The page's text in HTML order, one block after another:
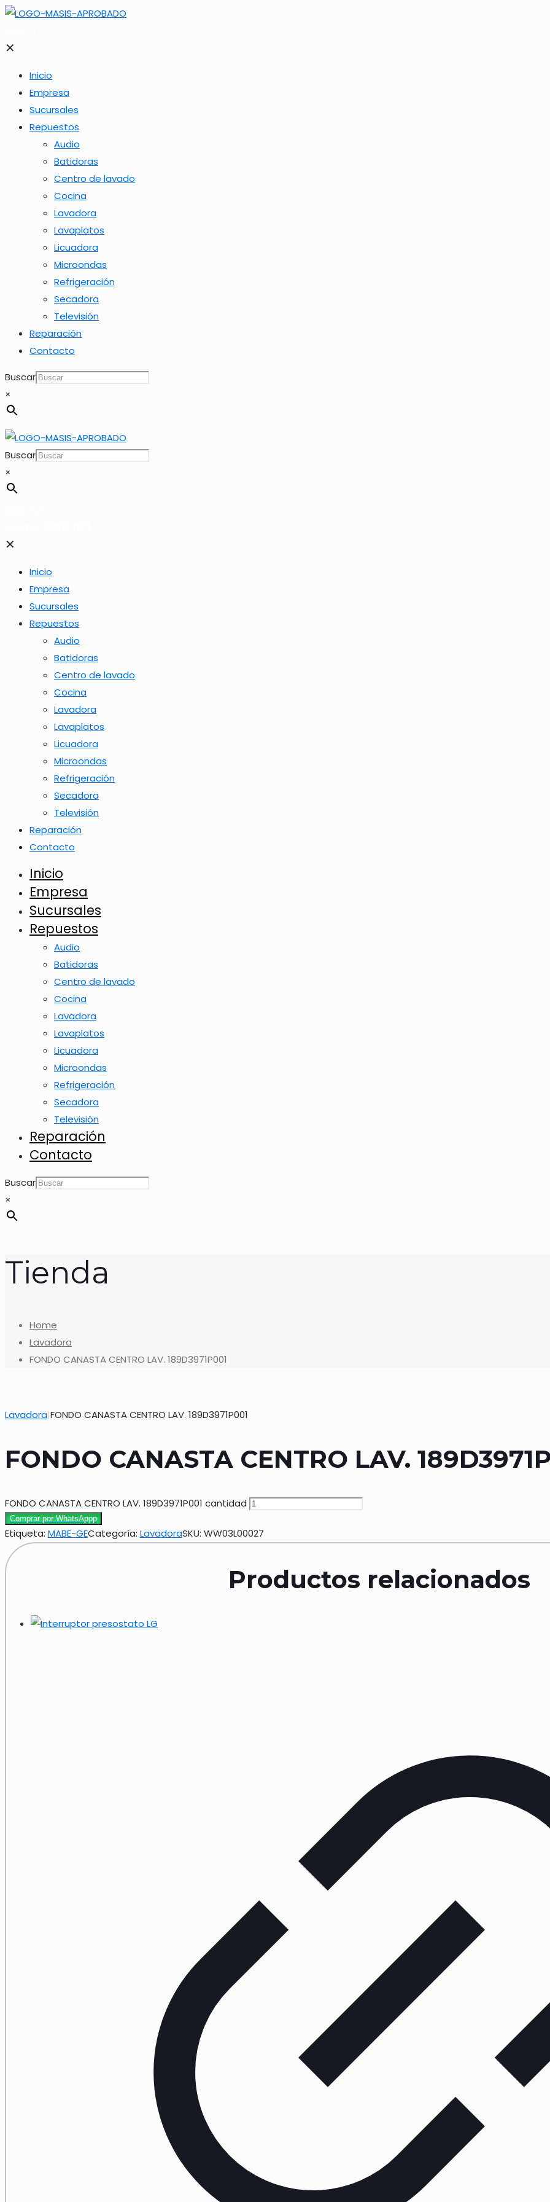
✕
Inicio
Empresa
Sucursales
Repuestos
Audio
Batidoras
Centro de lavado
Cocina
Lavadora
Lavaplatos
Licuadora
Microondas
Refrigeración
Secadora
Televisión
Reparación
Contacto
Buscar
×
Buscar
×
✕
Inicio
Empresa
Sucursales
Repuestos
Audio
Batidoras
Centro de lavado
Cocina
Lavadora
Lavaplatos
Licuadora
Microondas
Refrigeración
Secadora
Televisión
Reparación
Contacto
Inicio
Empresa
Sucursales
Repuestos
Audio
Batidoras
Centro de lavado
Cocina
Lavadora
Lavaplatos
Licuadora
Microondas
Refrigeración
Secadora
Televisión
Reparación
Contacto
Buscar
×
Tienda
Home
Lavadora
FONDO CANASTA CENTRO LAV. 189D3971P001
Lavadora|FONDO CANASTA CENTRO LAV. 189D3971P001
FONDO CANASTA CENTRO LAV.
FONDO CANASTA CENTRO LAV. 189D3971P001 cantidad
Comprar por WhatsAppp
Etiqueta: MABE-GECategoría: LavadoraSKU: WW03L00027
Productos relacionados